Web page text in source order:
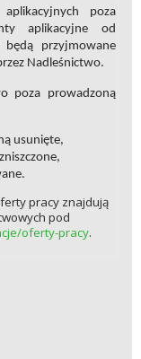
poza
aplikacyjne od
przyjmowane
Nadleśnictwo.
poza prowadzoną
usunięte,
pracy znajdują
pod
oferty-pracy.